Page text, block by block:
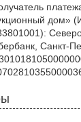
дом»
Санкт-